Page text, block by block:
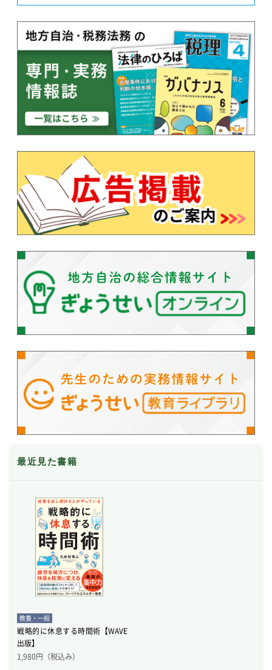
最近見た書籍
教養・一般
戦略的に休息する時間術【WAVE
出版】
1,980円（税込み）